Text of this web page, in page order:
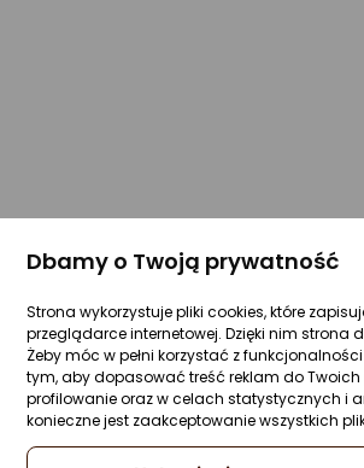
Dbamy o Twoją prywatność
Strona wykorzystuje pliki cookies, które
przeglądarce internetowej. Dzięki nim strona
Żeby móc w pełni korzystać z
tym, aby dopasować treść reklam do Twoich
profilowanie oraz w celach statystycznych i
konieczne jest zaakceptowanie wszystkich